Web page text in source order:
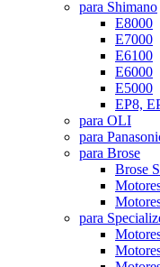
para Shimano
E8000
E7000
E6100
E6000
E5000
EP8,
para OLI
para
para Brose
Brose
para